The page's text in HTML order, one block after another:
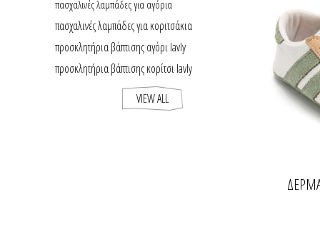
πασχαλινές λαμπάδες για αγόρια
πασχαλινές λαμπάδες για κοριτσάκια
προσκλητήρια βάπτισης αγόρι lavly
προσκλητήρια βάπτισης κορίτσι lavly
VIEW ALL